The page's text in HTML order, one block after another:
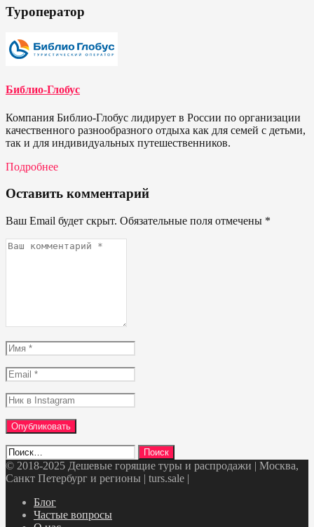
Туроператор
Библио-Глобус
Компания Библио-Глобус лидирует в России по организации
качественного разнообразного отдыха как для семей с детьми,
так и для индивидуальных путешественников.
Подробнее
Оставить комментарий
Ваш Email будет скрыт. Обязательные поля отмечены *
Ваш
Имя
*
Email
*
Ник
в
Instagram
Найти:
© 2018-2025 Дешевые горящие туры и распродажи | Москва,
Санкт Петербург и регионы | turs.sale |
Блог
Частые вопросы